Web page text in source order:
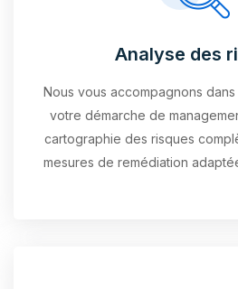
Analyse des
Nous vous accompagnons
votre démarche de
cartographie des risques
mesures de remédiation